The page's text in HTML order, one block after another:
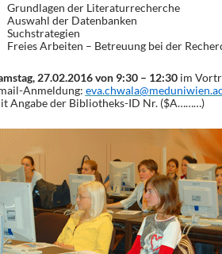
Grundlagen der Literaturrecherche
Auswahl der Datenbanken
Suchstrategien
Freies Arbeiten – Betreuung bei der
27.02.2016 von 9:30 – 12:30im
Anmeldung:
Angabe der Bibliotheks-ID Nr. ($A………)